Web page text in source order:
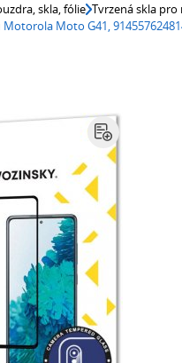
skla, fólie Tvrzená skla
Moto G41,